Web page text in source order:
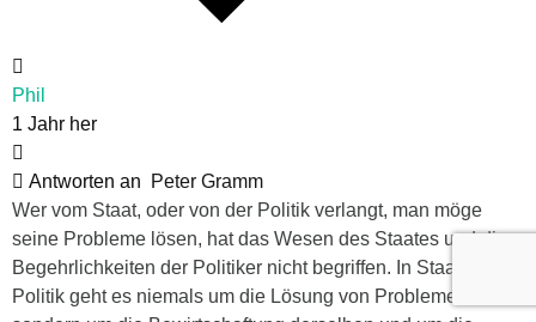
Phil
1 Jahr her
Antworten an
Peter Gramm
Wer vom Staat, oder von der Politik verlangt, man möge
seine Probleme lösen, hat das Wesen des Staates und die
Begehrlichkeiten der Politiker nicht begriffen. In Staat und
Politik geht es niemals um die Lösung von Problemen,